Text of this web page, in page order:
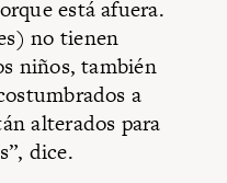
está afuera.
no tienen
niños, también
a
alterados para
dice.